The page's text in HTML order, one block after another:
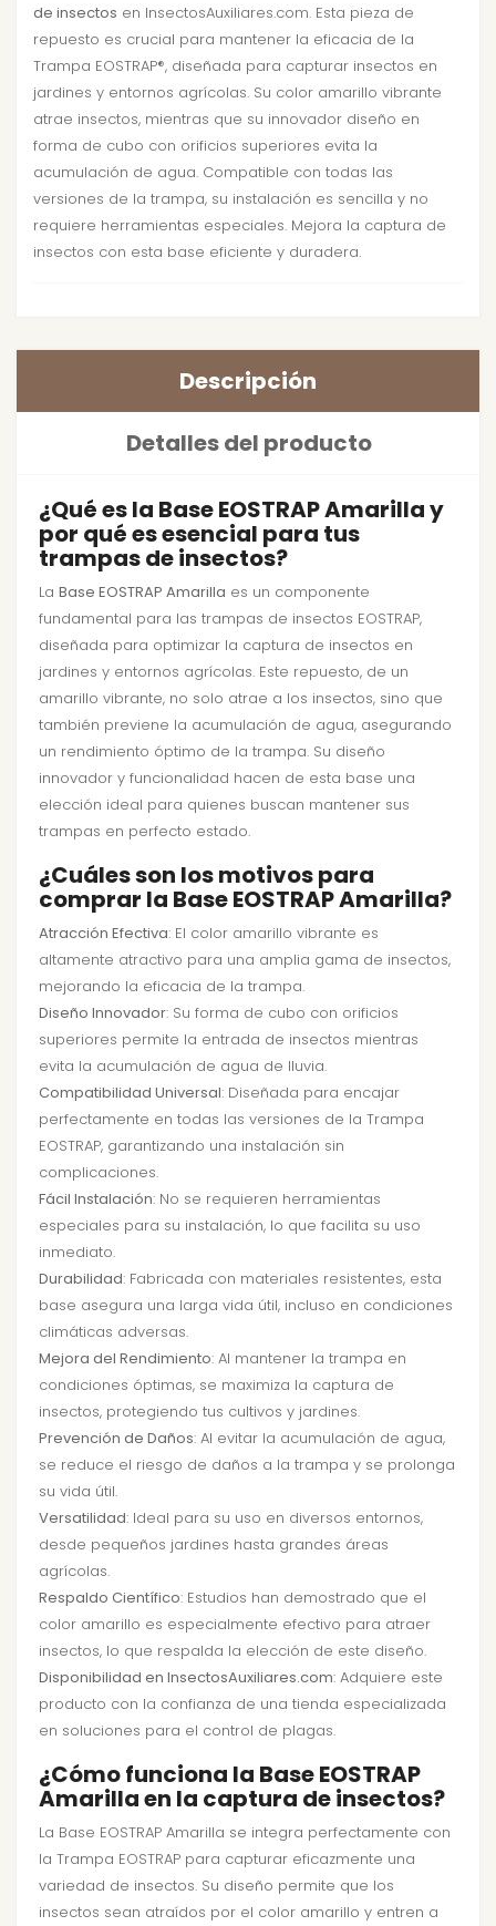
de insectos en InsectosAuxiliares.com. Esta pieza de
repuesto es crucial para mantener la eficacia de la
Trampa EOSTRAP®, diseñada para capturar insectos en
jardines y entornos agrícolas. Su color amarillo vibrante
atrae insectos, mientras que su innovador diseño en
forma de cubo con orificios superiores evita la
acumulación de agua. Compatible con todas las
versiones de la trampa, su instalación es sencilla y no
requiere herramientas especiales. Mejora la captura de
insectos con esta base eficiente y duradera.
Descripción
Detalles del producto
¿Qué es la Base EOSTRAP Amarilla y
por qué es esencial para tus
trampas de insectos?
La Base EOSTRAP Amarilla es un componente
fundamental para las trampas de insectos EOSTRAP,
diseñada para optimizar la captura de insectos en
jardines y entornos agrícolas. Este repuesto, de un
amarillo vibrante, no solo atrae a los insectos, sino que
también previene la acumulación de agua, asegurando
un rendimiento óptimo de la trampa. Su diseño
innovador y funcionalidad hacen de esta base una
elección ideal para quienes buscan mantener sus
trampas en perfecto estado.
¿Cuáles son los motivos para
comprar la Base EOSTRAP Amarilla?
Atracción Efectiva: El color amarillo vibrante es
altamente atractivo para una amplia gama de insectos,
mejorando la eficacia de la trampa.
Diseño Innovador: Su forma de cubo con orificios
superiores permite la entrada de insectos mientras
evita la acumulación de agua de lluvia.
Compatibilidad Universal: Diseñada para encajar
perfectamente en todas las versiones de la Trampa
EOSTRAP, garantizando una instalación sin
complicaciones.
Fácil Instalación: No se requieren herramientas
especiales para su instalación, lo que facilita su uso
inmediato.
Durabilidad: Fabricada con materiales resistentes, esta
base asegura una larga vida útil, incluso en condiciones
climáticas adversas.
Mejora del Rendimiento: Al mantener la trampa en
condiciones óptimas, se maximiza la captura de
insectos, protegiendo tus cultivos y jardines.
Prevención de Daños: Al evitar la acumulación de agua,
se reduce el riesgo de daños a la trampa y se prolonga
su vida útil.
Versatilidad: Ideal para su uso en diversos entornos,
desde pequeños jardines hasta grandes áreas
agrícolas.
Respaldo Científico: Estudios han demostrado que el
color amarillo es especialmente efectivo para atraer
insectos, lo que respalda la elección de este diseño.
Disponibilidad en InsectosAuxiliares.com: Adquiere este
producto con la confianza de una tienda especializada
en soluciones para el control de plagas.
¿Cómo funciona la Base EOSTRAP
Amarilla en la captura de insectos?
La Base EOSTRAP Amarilla se integra perfectamente con
la Trampa EOSTRAP para capturar eficazmente una
variedad de insectos. Su diseño permite que los
insectos sean atraídos por el color amarillo y entren a